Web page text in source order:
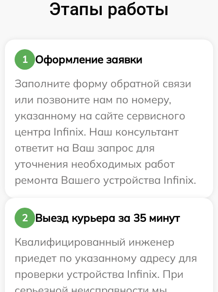
Этапы работы
1
Оформление заявки
Заполните форму обратной связи
или позвоните нам по номеру,
указанному на сайте сервисного
центра Infinix. Наш консультант
ответит на Ваш запрос для
уточнения необходимых работ
ремонта Вашего устройства Infinix.
2
Выезд курьера за 35 минут
Квалифицированный инженер
приедет по указанному адресу для
проверки устройства Infinix. При